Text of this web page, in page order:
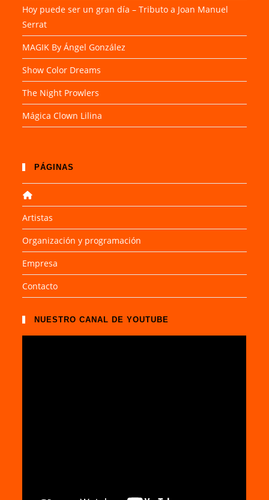
Hoy puede ser un gran día – Tributo a Joan Manuel
Serrat
MAGIK By Ángel González
Show Color Dreams
The Night Prowlers
Mágica Clown Lilina
PÁGINAS
Artistas
Organización y programación
Empresa
Contacto
NUESTRO CANAL DE YOUTUBE